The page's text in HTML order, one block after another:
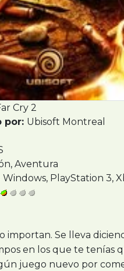
Cry 2
por: Ubisoft Montreal
Aventura
Windows, PlayStation 3,
importan. Se lleva
en los que te tenías
juego nuevo por